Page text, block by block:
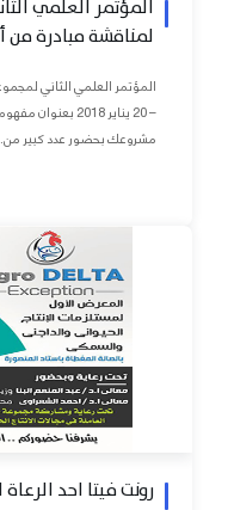
المؤتمر العلمي
لمناقشة مبادرة
– 20 يناير 2018
مشروعك بحضور عدد كبير
رونت فيتا احد